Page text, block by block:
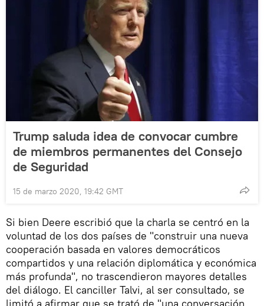
Trump saluda idea de convocar cumbre
de miembros permanentes del Consejo
de Seguridad
15 de marzo 2020, 19:42 GMT
Si bien Deere escribió que la charla se centró en la
voluntad de los dos países de "construir una nueva
cooperación basada en valores democráticos
compartidos y una relación diplomática y económica
más profunda", no trascendieron mayores detalles
del diálogo. El canciller Talvi, al ser consultado, se
limitó a afirmar que se trató de "una conversación